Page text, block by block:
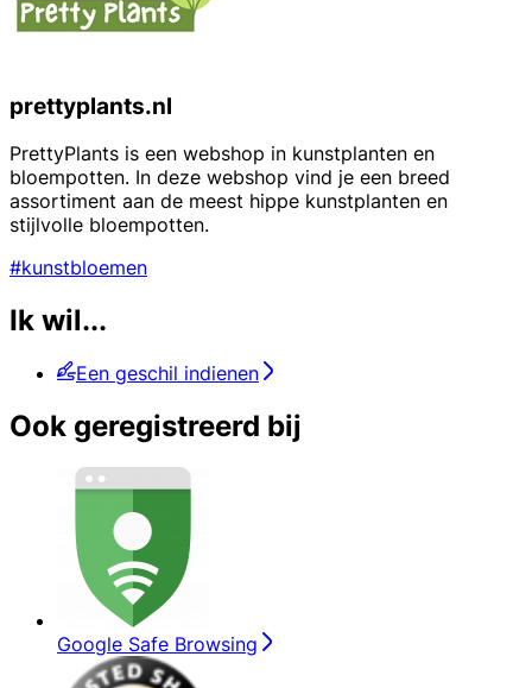
prettyplants.nl
PrettyPlants is een webshop in kunstplanten en
bloempotten. In deze webshop vind je een breed
assortiment aan de meest hippe kunstplanten en
stijlvolle bloempotten.
#kunstbloemen
Ik wil...
Een geschil indienen
Ook geregistreerd bij
Google Safe Browsing